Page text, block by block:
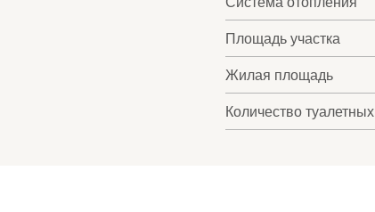
Площадь участка
Жилая площадь
Количество туалетных